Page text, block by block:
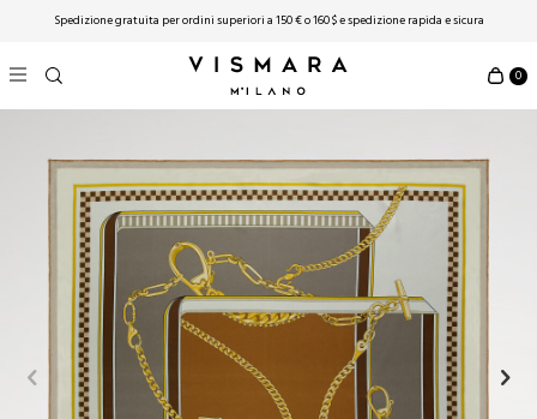
Spedizione gratuita per ordini superiori a 150 € o 160 $ ​​e spedizione rapida e sicura
0